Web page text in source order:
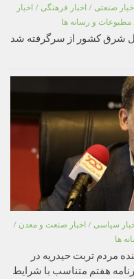
صنعتی / اخبار فرهنگی / اخبار
مطبوعات و رسانه ها
شرق کشور از سرگرفته شد
سیاسی / اخبار صنعت و معدن /
ها
مردم تربت حیدریه در
اسلامی : بودجه ۱۴۰۵ و برنامه هفتم متناسب با شرایط